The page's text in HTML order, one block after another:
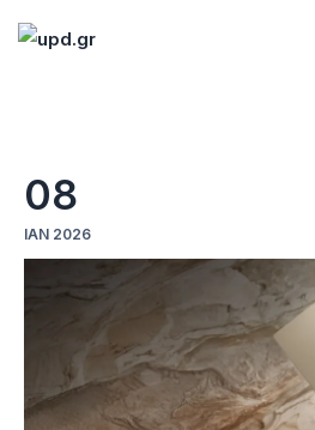
Games
Futuring
AI news
08
ΙΑΝ 2026